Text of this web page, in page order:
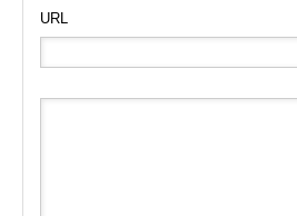
URL